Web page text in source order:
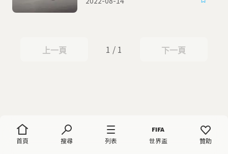
首頁 搜尋 列表 世界盃 贊助
上一頁
上一頁 1 / 1 下一頁
下一頁